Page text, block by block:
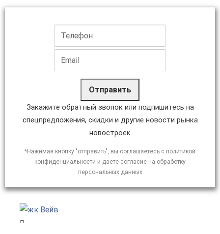
Отправить
Закажите обратный звонок или подпишитесь на
спецпредложения, скидки и другие новости рынка
новостроек
*Нажимая кнопку "отправить", вы соглашаетесь с политикой
конфиденциальности и даете согласие на обработку
персональных данных